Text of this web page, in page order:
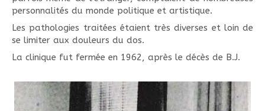
personnalités du monde politique et artistique.
Les pathologies traitées étaient très diverses et loin de
se limiter aux douleurs du dos.
La clinique fut fermée en 1962, après le décès de B.J.